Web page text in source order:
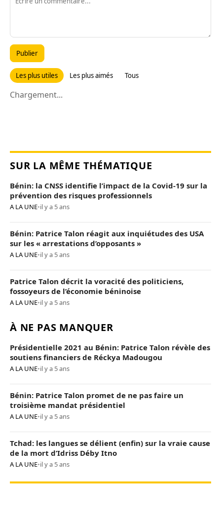
Publier
Les plus utiles Les plus aimés Tous
Chargement...
SUR LA MÊME THÉMATIQUE
Bénin: la CNSS identifie l’impact de la Covid-19 sur la
prévention des risques professionnels
A LA UNE•il y a 5 ans
Bénin: Patrice Talon réagit aux inquiétudes des USA
sur les « arrestations d’opposants »
A LA UNE•il y a 5 ans
Patrice Talon décrit la voracité des politiciens,
fossoyeurs de l’économie béninoise
A LA UNE•il y a 5 ans
À NE PAS MANQUER
Présidentielle 2021 au Bénin: Patrice Talon révèle des
soutiens financiers de Réckya Madougou
A LA UNE•il y a 5 ans
Bénin: Patrice Talon promet de ne pas faire un
troisième mandat présidentiel
A LA UNE•il y a 5 ans
Tchad: les langues se délient (enfin) sur la vraie cause
de la mort d’Idriss Déby Itno
A LA UNE•il y a 5 ans